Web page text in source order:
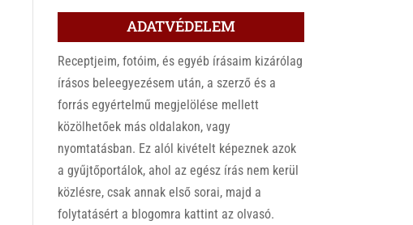
ADATVÉDELEM
Receptjeim, fotóim, és egyéb írásaim kizárólag
írásos beleegyezésem után, a szerző és a
forrás egyértelmű megjelölése mellett
közölhetőek más oldalakon, vagy
nyomtatásban. Ez alól kivételt képeznek azok
a gyűjtőportálok, ahol az egész írás nem kerül
közlésre, csak annak első sorai, majd a
folytatásért a blogomra kattint az olvasó.